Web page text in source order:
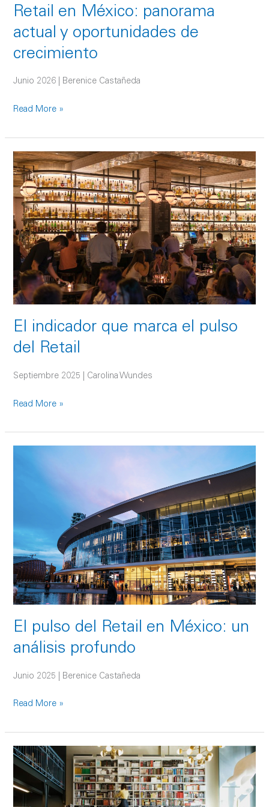
Retail en México: panorama
actual y oportunidades de
crecimiento
Junio 2026 | Berenice Castañeda
Read More »
El indicador que marca el pulso
del Retail
Septiembre 2025 | Carolina Wundes
El
indicador
que
marca el
pulso
del
Retail
Read More »
El pulso del Retail en México: un
análisis profundo
Junio 2025 | Berenice Castañeda
México:
análisis
profundo
Read More »
Retail
en
Buenos